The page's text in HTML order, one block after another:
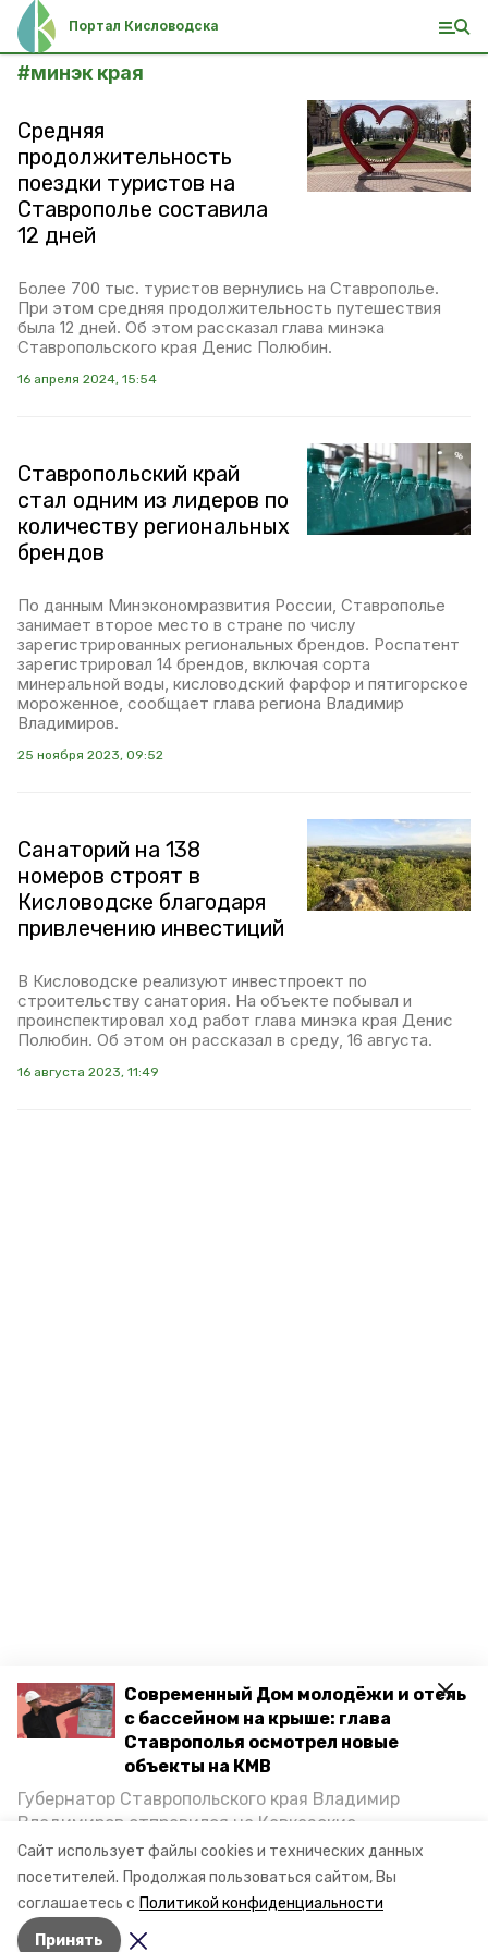
Сайт использует файлы cookies и технических данных
посетителей. Продолжая пользоваться сайтом, Вы
соглашаетесь с Политикой конфиденциальности
Принять
Современный Дом молодёжи и отель
с бассейном на крыше: глава
Ставрополья осмотрел новые
объекты на КМВ
Губернатор Ставропольского края Владимир
Владимиров отправился на Кавказские
Минеральные Воды, чтобы проинспектировать
строительство объектов в Кисловодске и
Минводах, а также выслушать предложения о
постройке новых точек притяжения для местных
жителей. Подробнее — в материале «Победы26».
Портал Кисловодска
#минэк края
Средняя
продолжительность
поездки туристов на
Ставрополье составила
12 дней
Более 700 тыс. туристов вернулись на Ставрополье.
При этом средняя продолжительность путешествия
была 12 дней. Об этом рассказал глава минэка
Ставропольского края Денис Полюбин.
16 апреля 2024, 15:54
Ставропольский край
стал одним из лидеров по
количеству региональных
брендов
По данным Минэкономразвития России, Ставрополье
занимает второе место в стране по числу
зарегистрированных региональных брендов. Роспатент
зарегистрировал 14 брендов, включая сорта
минеральной воды, кисловодский фарфор и пятигорское
мороженное, сообщает глава региона Владимир
Владимиров.
25 ноября 2023, 09:52
Санаторий на 138
номеров строят в
Кисловодске благодаря
привлечению инвестиций
В Кисловодске реализуют инвестпроект по
строительству санатория. На объекте побывал и
проинспектировал ход работ глава минэка края Денис
Полюбин. Об этом он рассказал в среду, 16 августа.
16 августа 2023, 11:49